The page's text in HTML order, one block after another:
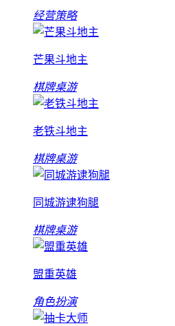
经营策略
芒果斗地主
棋牌桌游
老铁斗地主
棋牌桌游
同城游逮狗腿
棋牌桌游
盟重英雄
角色扮演